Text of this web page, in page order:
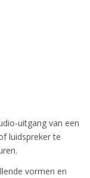
uitgang van een
luidspreker te
vormen en